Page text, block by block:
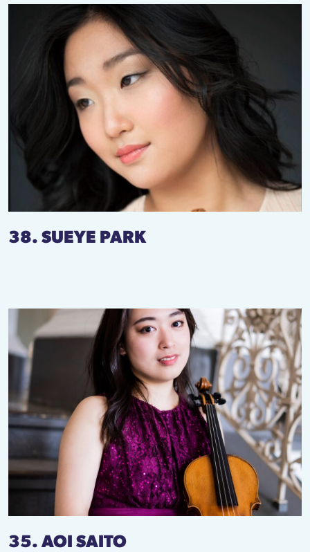
38. SUEYE PARK
35. AOI SAITO